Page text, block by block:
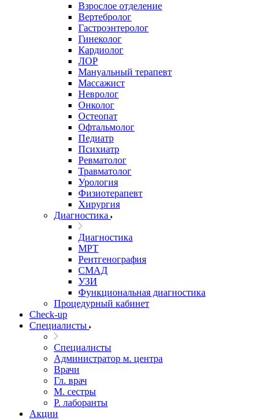
Взрослое отделение
Вертебролог
Гастроэнтеролог
Гинеколог
Кардиолог
ЛОР
Мануальный терапевт
Массажист
Невролог
Онколог
Остеопат
Офтальмолог
Педиатр
Психиатр
Ревматолог
Травматолог
Урология
Физиотерапевт
Хирургия
Диагностика
Диагностика
МРТ
Рентгенография
СМАД
УЗИ
Функциональная диагностика
Процедурный кабинет
Cheсk-up
Специалисты
Специалисты
Администратор м. центра
Врачи
Гл. врач
М. сестры
Р. лаборанты
Акции